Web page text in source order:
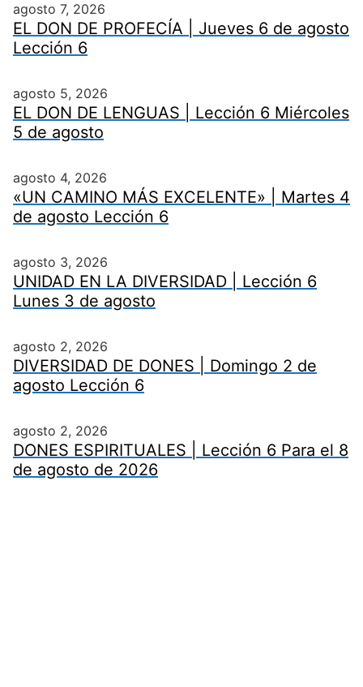
agosto 7, 2026
EL DON DE PROFECÍA | Jueves 6 de agosto
Lección 6
agosto 5, 2026
EL DON DE LENGUAS | Lección 6 Miércoles
5 de agosto
agosto 4, 2026
«UN CAMINO MÁS EXCELENTE» | Martes 4
de agosto Lección 6
agosto 3, 2026
UNIDAD EN LA DIVERSIDAD | Lección 6
Lunes 3 de agosto
agosto 2, 2026
DIVERSIDAD DE DONES | Domingo 2 de
agosto Lección 6
agosto 2, 2026
DONES ESPIRITUALES | Lección 6 Para el 8
de agosto de 2026